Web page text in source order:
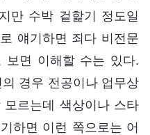
만 수박 겉핥기 정도일
얘기하면 죄다 비전문
보면 이해할 수는 있다.
경우 전공이나 업무상
르는데 색상이나 스타
하면 이런 쪽으로는 어